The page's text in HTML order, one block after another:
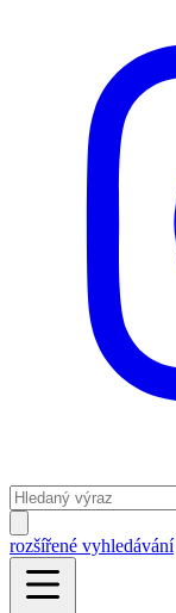
rozšířené vyhledávání